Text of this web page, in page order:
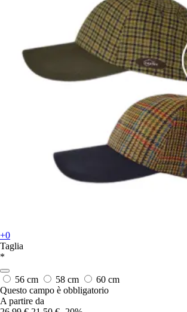
+0
Taglia
*
56 cm 58 cm
60 cm
Questo campo è obbligatorio
A partire da